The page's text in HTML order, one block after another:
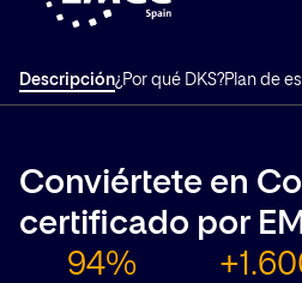
Descripción¿Por qué DKS?Plan de
Conviértete en
certificado por
94%